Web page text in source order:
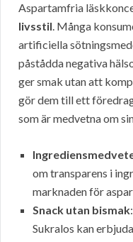
Aspartamfria
livsstil. Många
artificiella
påstådda negativa
ger smak utan att
gör dem till ett
som är medvetna om
om transparens i
marknaden för
Snack utan bismak
Sukralos kan